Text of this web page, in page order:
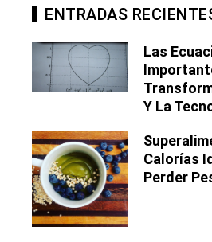
ENTRADAS
Las
Y La
Calorías
Perder